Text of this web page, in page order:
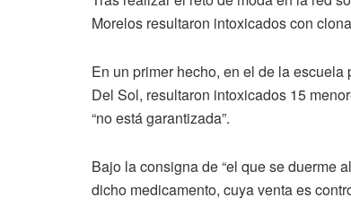
Morelos resultaron intoxicados con
En un primer hecho, en el de la
Del Sol, resultaron intoxicados 15
“no está garantizada”.
Bajo la consigna de “el que se duerme
dicho medicamento, cuya venta es